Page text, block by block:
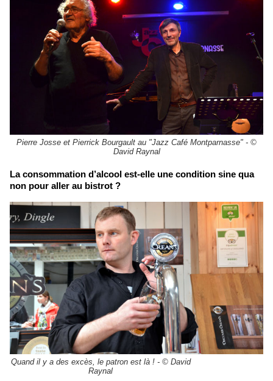
Pierre Josse et Pierrick Bourgault au "Jazz Café Montparnasse" - ©
David Raynal
La consommation d’alcool est-elle une condition sine qua
non pour aller au bistrot ?
Quand il y a des excès, le patron est là ! - © David
Raynal